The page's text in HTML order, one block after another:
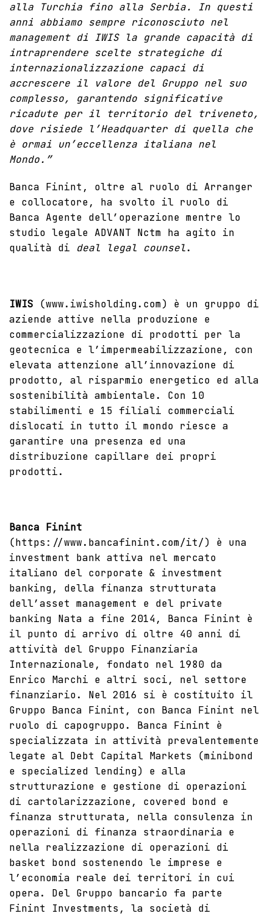
alla Turchia fino alla Serbia. In questi
anni abbiamo sempre riconosciuto nel
management di IWIS la grande capacità di
intraprendere scelte strategiche di
internazionalizzazione capaci di
accrescere il valore del Gruppo nel suo
complesso, garantendo significative
ricadute per il territorio del triveneto,
dove risiede l’Headquarter di quella che
è ormai un’eccellenza italiana nel
Mondo.”
Banca Finint, oltre al ruolo di Arranger
e collocatore, ha svolto il ruolo di
Banca Agente dell’operazione mentre lo
studio legale ADVANT Nctm ha agito in
qualità di deal legal counsel.
IWIS (www.iwisholding.com)
è un gruppo di
aziende attive nella produzione e
commercializzazione di prodotti per la
geotecnica e l’impermeabilizzazione, con
elevata attenzione all’innovazione di
prodotto, al risparmio energetico ed alla
sostenibilità ambientale. Con 10
stabilimenti e 15 filiali commerciali
dislocati in tutto il mondo riesce a
garantire una presenza ed una
distribuzione capillare dei propri
prodotti.
Banca Finint
(https://www.bancafinint.com/it/) è una
investment bank attiva nel mercato
italiano del corporate & investment
banking, della finanza strutturata
dell’asset management e del private
banking Nata a fine 2014, Banca Finint è
il punto di arrivo di oltre 40 anni di
attività del Gruppo Finanziaria
Internazionale, fondato nel 1980 da
Enrico Marchi e altri soci, nel settore
finanziario. Nel 2016 si è costituito il
Gruppo Banca Finint, con Banca Finint nel
ruolo di capogruppo. Banca Finint è
specializzata in attività prevalentemente
legate al Debt Capital Markets (minibond
e specialized lending) e alla
strutturazione e gestione di operazioni
di cartolarizzazione, covered bond e
finanza strutturata, nella consulenza in
operazioni di finanza straordinaria e
nella realizzazione di operazioni di
basket bond sostenendo le imprese e
l’economia reale dei territori in cui
opera. Del Gruppo bancario fa parte
Finint Investments, la società di